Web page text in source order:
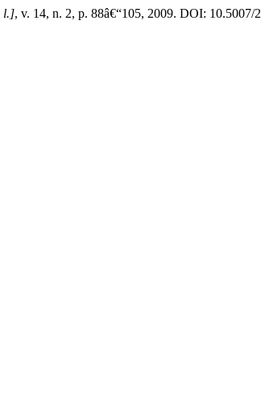
l.], v. 14, n. 2, p. 88â€“105, 2009. DOI: